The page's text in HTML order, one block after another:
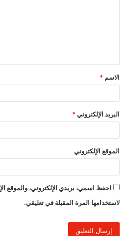
ق
*
الاسم *
البريد الإلكتروني *
الموقع الإلكتروني
احفظ اسمي، بريدي الإلكتروني، والموقع
لاستخدامها المرة المقبلة في تعليقي.